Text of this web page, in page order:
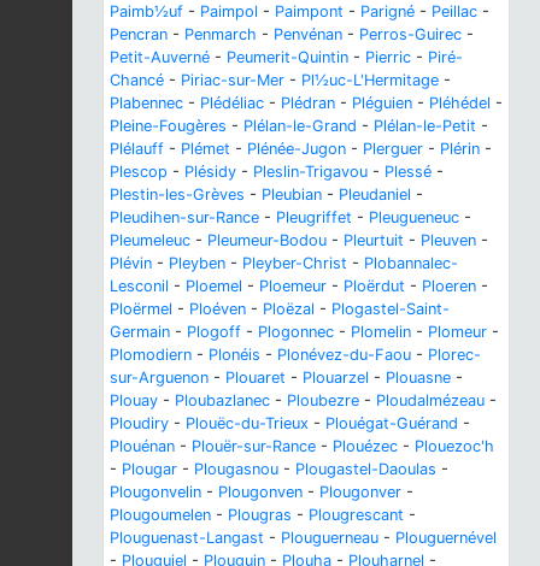
Paimb½uf - Paimpol - Paimpont - Parigné - Peillac -
Pencran - Penmarch - Penvénan - Perros-Guirec -
Petit-Auverné - Peumerit-Quintin - Pierric - Piré-
Chancé - Piriac-sur-Mer - Pl½uc-L'Hermitage -
Plabennec - Plédéliac - Plédran - Pléguien - Pléhédel -
Pleine-Fougères - Plélan-le-Grand - Plélan-le-Petit -
Plélauff - Plémet - Plénée-Jugon - Plerguer - Plérin -
Plescop - Plésidy - Pleslin-Trigavou - Plessé -
Plestin-les-Grèves - Pleubian - Pleudaniel -
Pleudihen-sur-Rance - Pleugriffet - Pleugueneuc -
Pleumeleuc - Pleumeur-Bodou - Pleurtuit - Pleuven -
Plévin - Pleyben - Pleyber-Christ - Plobannalec-
Lesconil - Ploemel - Ploemeur - Ploërdut - Ploeren -
Ploërmel - Ploéven - Ploëzal - Plogastel-Saint-
Germain - Plogoff - Plogonnec - Plomelin - Plomeur -
Plomodiern - Plonéis - Plonévez-du-Faou - Plorec-
sur-Arguenon - Plouaret - Plouarzel - Plouasne -
Plouay - Ploubazlanec - Ploubezre - Ploudalmézeau -
Ploudiry - Plouëc-du-Trieux - Plouégat-Guérand -
Plouénan - Plouër-sur-Rance - Plouézec - Plouezoc'h
- Plougar - Plougasnou - Plougastel-Daoulas -
Plougonvelin - Plougonven - Plougonver -
Plougoumelen - Plougras - Plougrescant -
Plouguenast-Langast - Plouguerneau - Plouguernével
- Plouguiel - Plouguin - Plouha - Plouharnel -